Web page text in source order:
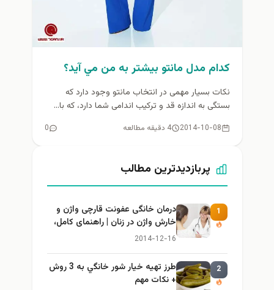
كدام مدل مانتو بيشتر به من مي آيد؟
نکات بسیار مهمی در انتخاب مانتو وجود دارد که
بستگی به اندازه قد و ترکیب اندامی شما دارد، که با...
2014-10-08 4 دقیقه مطالعه 0
پربازدیدترین مطالب
1
درمان خانگی عفونت قارچی واژن و
خارش واژن در زنان | راهنمای کامل،
ایمن و کاربردی
2014-12-16
2
طرز تهيه خیار شور خانگي به 3 روش
+ نكات مهم